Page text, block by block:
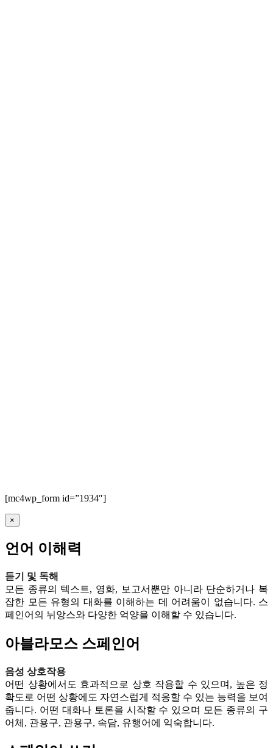
[mc4wp_form id=”1934″]
×
언어 이해력
듣기 및 독해
모든 종류의 텍스트, 영화, 보고서뿐만 아니라 단순하거나 복
잡한 모든 유형의 대화를 이해하는 데 어려움이 없습니다. 스
페인어의 뉘앙스와 다양한 억양을 이해할 수 있습니다.
아블라모스 스페인어
음성 상호작용
어떤 상황에서도 효과적으로 상호 작용할 수 있으며, 높은 정
확도로 어떤 상황에도 자연스럽게 적응할 수 있는 능력을 보여
줍니다. 어떤 대화나 토론을 시작할 수 있으며 모든 종류의 구
어체, 관용구, 관용구, 속담, 유행어에 익숙합니다.